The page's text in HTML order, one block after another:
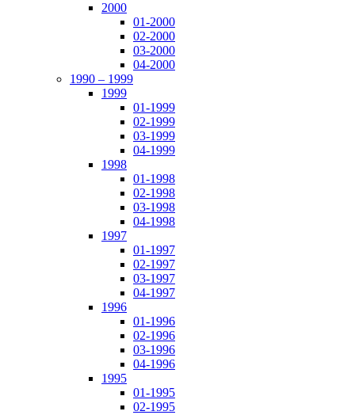
2000
01-2000
02-2000
03-2000
04-2000
1990 – 1999
1999
01-1999
02-1999
03-1999
04-1999
1998
01-1998
02-1998
03-1998
04-1998
1997
01-1997
02-1997
03-1997
04-1997
1996
01-1996
02-1996
03-1996
04-1996
1995
01-1995
02-1995